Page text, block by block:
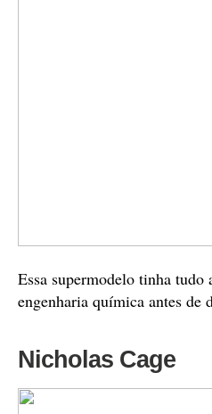
Essa supermodelo tinha tudo
engenharia química antes de
Nicholas Cage